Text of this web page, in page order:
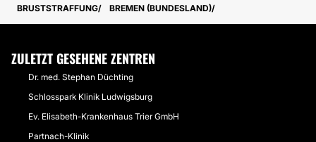
BRUSTSTRAFFUNG
BREMEN (BUNDESLAND)
ZULETZT GESEHENE ZENTREN
Dr. med. Stephan Düchting
Schlosspark Klinik Ludwigsburg
Ev. Elisabeth-Krankenhaus Trier GmbH
Partnach-Klinik